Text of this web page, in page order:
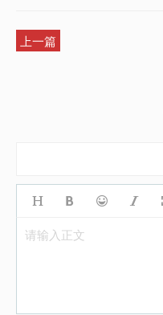
上一篇
请输入正文